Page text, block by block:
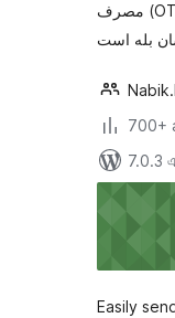
مصرف (OTP) از طریق تلفن همراه، ایمیل،
700+
7.0.3
Easily